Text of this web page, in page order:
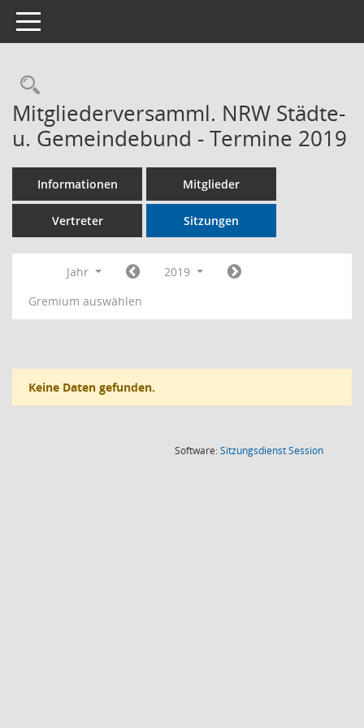
Toggle navigation
Rechercheauswahl
Mitgliederversamml. NRW Städte-
u. Gemeindebund - Termine 2019
Informationen Mitglieder
Vertreter Sitzungen
Jahr
2019
Gremium auswählen
Keine Daten gefunden.
Software:SitzungsdienstSession(Wird in